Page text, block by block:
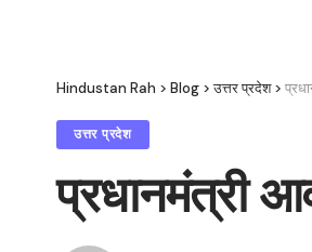
Hindustan Rah > Blog >उत्तर प्रदेश>
उत्तर प्रदेश
प्रधानमंत्री